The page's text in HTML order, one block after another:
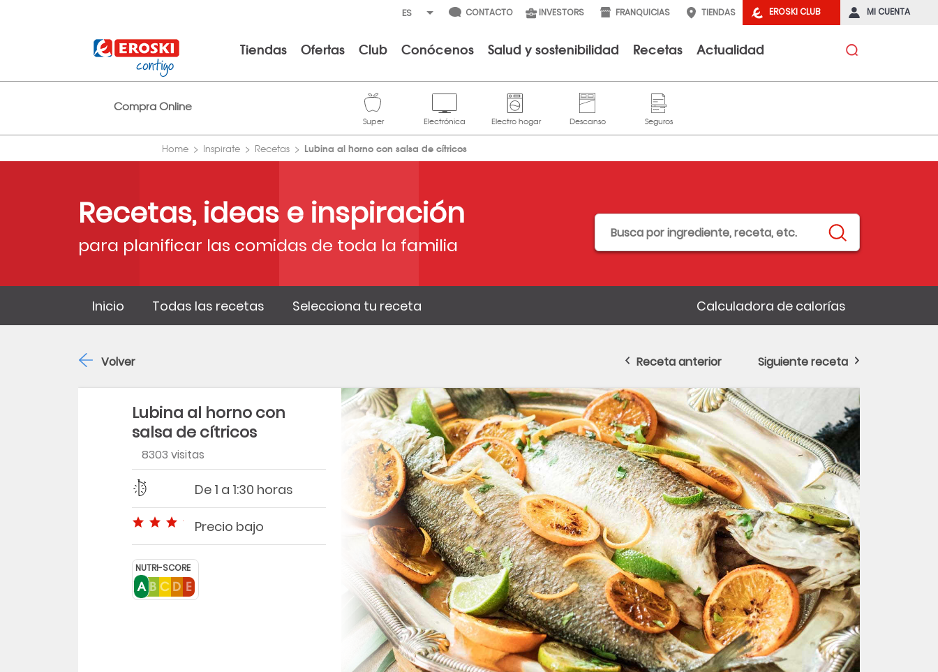
EROSKI CLUB MI CUENTA
CONTACTO INVESTORS FRANQUICIAS TIENDAS
Tiendas Ofertas Club Conócenos Salud y sostenibilidad Recetas Actualidad
Compra Online
Home Inspirate Recetas Lubina al horno con salsa de cítricos
Recetas, ideas e inspiración
para planificar las comidas de toda la familia
Inicio Todas las recetas Selecciona tu receta Calculadora de calorías
Lubina al horno con
salsa de cítricos
8303 visitas
Dificultad
Tiempo De 1 a 1:30 horas
Precio bajo Precio bajo
NUTRI-SCORE
Volver Receta anterior Siguiente receta